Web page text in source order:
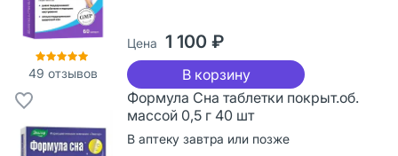
49 отзывов
Цена 1 100 ₽
В корзину
Формула Сна таблетки покрыт.об.
массой 0,5 г 40 шт
В аптеку завтра или позже